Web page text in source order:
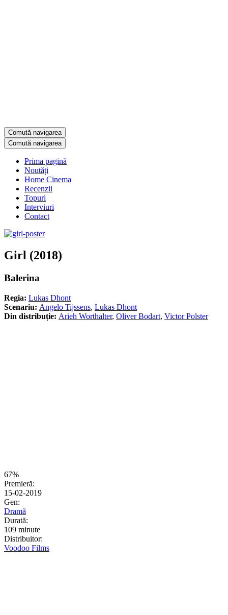
Comută navigarea
Comută navigarea
Prima pagină
Noutăți
Home Cinema
Recenzii
Topuri
Interviuri
Contact
Girl (2018)
Balerina
Regia: Lukas Dhont
Scenariu: Angelo Tijssens, Lukas Dhont
Din distribuție: Arieh Worthalter, Oliver Bodart, Victor Polster
67%
Premieră:
15-02-2019
Gen:
Dramă
Durată:
109 minute
Distribuitor:
Voodoo Films